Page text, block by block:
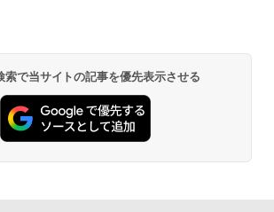
で当サイトの記事を優先表示させる